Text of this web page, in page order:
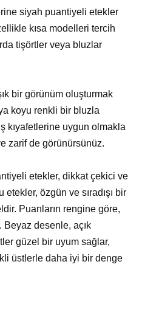
siyah puantiyeli etekler
kısa modelleri tercih
tişörtler veya bluzlar
bir görünüm oluşturmak
koyu renkli bir bluzla
kıyafetlerine uygun olmakla
zarif de görünürsünüz.
etekler, dikkat çekici ve
özgün ve sıradışı bir
Puanların rengine göre,
Beyaz desenle, açık
güzel bir uyum sağlar,
üstlerle daha iyi bir denge